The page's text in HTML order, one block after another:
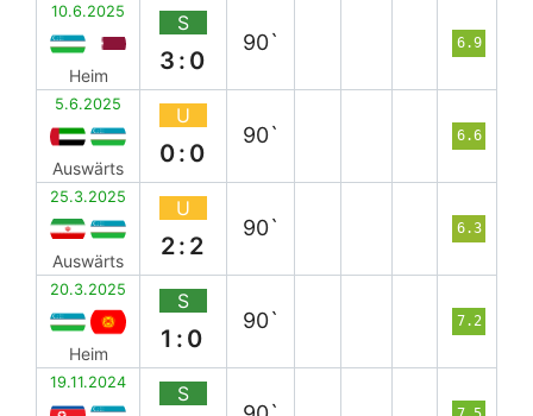
10.6.2025
Heim
S
3:0
90` 6.9
5.6.2025
Auswärts
U
0:0
90` 6.6
25.3.2025
Auswärts
U
2:2
90` 6.3
20.3.2025
Heim
S
1:0
90` 7.2
19.11.2024 S